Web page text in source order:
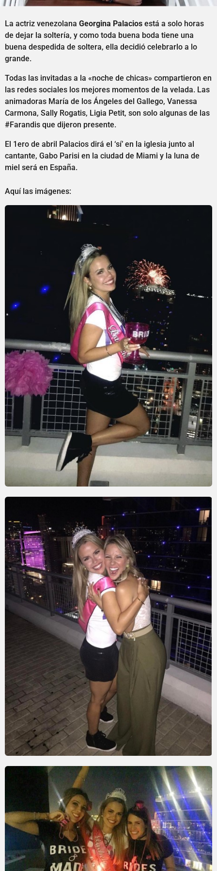
La actriz venezolana Georgina Palacios está a solo horas
de dejar la soltería, y como toda buena boda tiene una
buena despedida de soltera, ella decidió celebrarlo a lo
grande.
Todas las invitadas a la «noche de chicas» compartieron en
las redes sociales los mejores momentos de la velada. Las
animadoras María de los Ángeles del Gallego, Vanessa
Carmona, Sally Rogatis, Ligia Petit, son solo algunas de las
#Farandis que dijeron presente.
El 1ero de abril Palacios dirá el ‘sí’ en la iglesia junto al
cantante, Gabo Parisi en la ciudad de Miami y la luna de
miel será en España.
Aquí las imágenes: